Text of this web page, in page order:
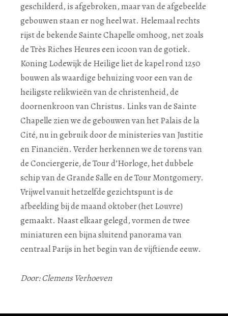
geschilderd, is afgebroken, maar van de afgebeelde
gebouwen staan er nog heel wat. Helemaal rechts
rijst de bekende Sainte Chapelle omhoog, net zoals
de Très Riches Heures een icoon van de gotiek.
Koning Lodewijk de Heilige liet de kapel rond 1250
bouwen als waardige behuizing voor een van de
heiligste relikwieën van de christenheid, de
doornenkroon van Christus. Links van de Sainte
Chapelle zien we de gebouwen van het Palais de la
Cité, nu in gebruik door de ministeries van Justitie
en Financiën. Verder herkennen we de torens van
de Conciergerie, de Tour d’Horloge, het dubbele
schip van de Grande Salle en de Tour Montgomery.
Vrijwel vanuit hetzelfde gezichtspunt is de
afbeelding bij de maand oktober (het Louvre)
gemaakt. Naast elkaar gelegd, vormen de twee
miniaturen een bijna sluitend panorama van
centraal Parijs in het begin van de vijftiende eeuw.
Door: Clemens Verhoeven